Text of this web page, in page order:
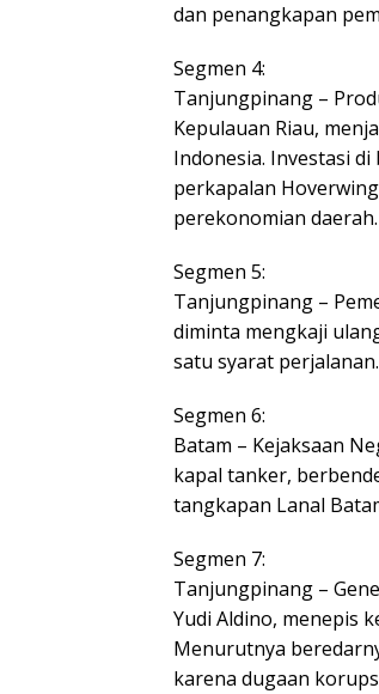
dan penangkapan
Segmen 4:
Tanjungpinang –
Kepulauan Riau,
Indonesia. Investasi
perkapalan
perekonomian daerah.
Segmen 5:
Tanjungpinang –
diminta mengkaji
satu syarat perjalanan.
Segmen 6:
Batam – Kejaksaan
kapal tanker,
tangkapan Lanal
Segmen 7:
Tanjungpinang –
Yudi Aldino, menepis
Menurutnya
karena dugaan